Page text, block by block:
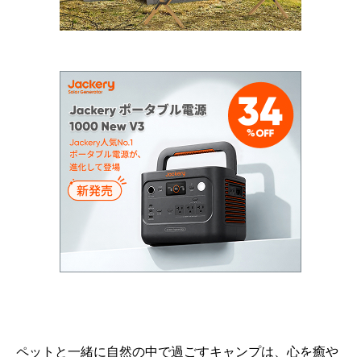
ペットと一緒に自然の中で過ごすキャンプは、心を癒や